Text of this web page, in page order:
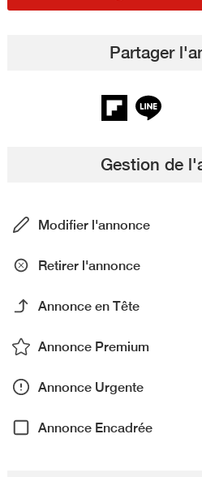
Partager
Gestion de
Modifier l'annonce
Retirer l'annonce
Annonce en Tête
Annonce Premium
Annonce Urgente
Annonce Encadrée